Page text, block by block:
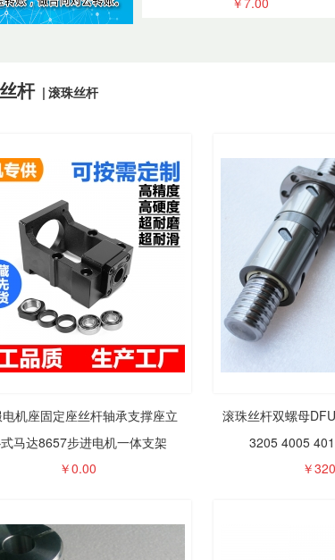
加工定做45#镀铬轴承
碳钢直线光轴硬轴导
轨空心轴活塞杆直线
光杆
...
￥13.50
直线滑动方法兰轴承
LMK/LMKL8 10 12 13
16 20 25 30加长固定
...
杆 | 滚珠丝杆
机座固定座丝杆轴承支撑座立
马达8657步进电机一体支架
￥0.00
滚珠丝杆双螺母
3205 4005
￥